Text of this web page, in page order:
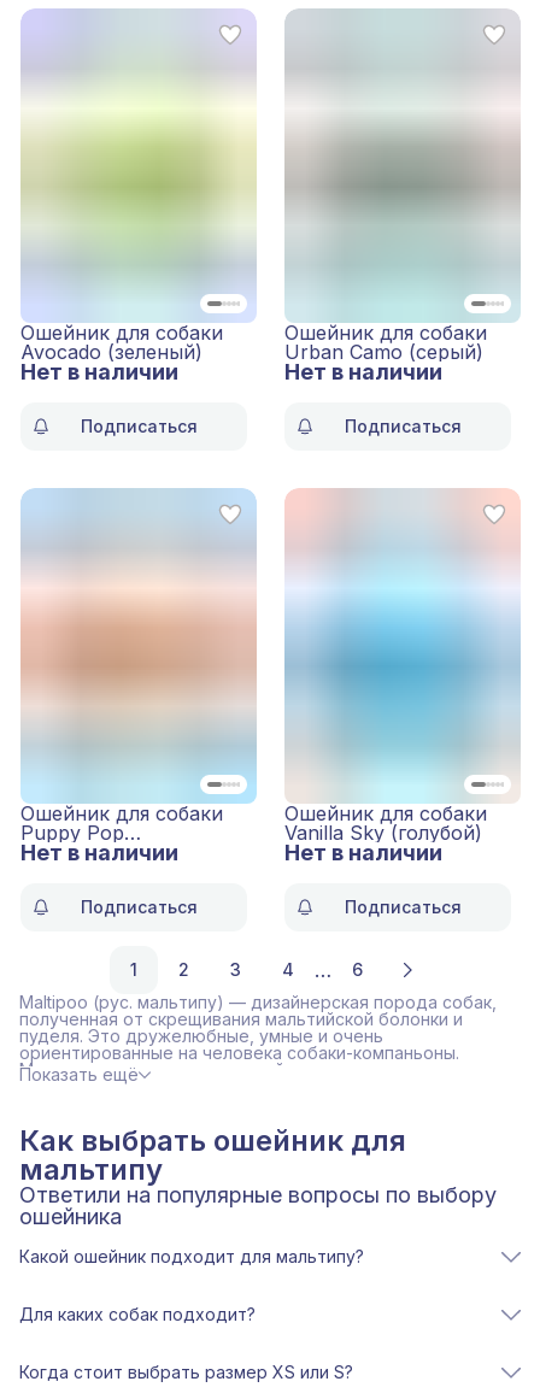
Нет в наличии
Ошейник для собаки
Avocado (зеленый)
Подписаться
Нет в наличии
Ошейник для собаки
Urban Camo (серый)
Подписаться
Нет в наличии
Ошейник для собаки
Puppy Pop
(оранжевый)
Подписаться
Нет в наличии
Ошейник для собаки
Vanilla Sky (голубой)
Подписаться
1 2 3 4 …
6
Maltipoo (рус. мальтипу) — дизайнерская порода собак,
полученная от скрещивания мальтийской болонки и
пуделя. Это дружелюбные, умные и очень
ориентированные на человека собаки-компаньоны.
Мальтипу отличаются высокой привязанностью к
владельцу, игривостью и хорошей обучаемостью. Им
Показать ещё
Как выбрать ошейник для
мальтипу
Ответили на популярные вопросы по выбору
ошейника
Какой ошейник подходит для мальтипу?
удобным для ежедневного использования.
шерсть.
Для каких собак подходит?
которые подходят для маленьких декоративных и
дизайнерских пород собак. Благодаря мягким
Когда стоит выбрать размер XS или S?